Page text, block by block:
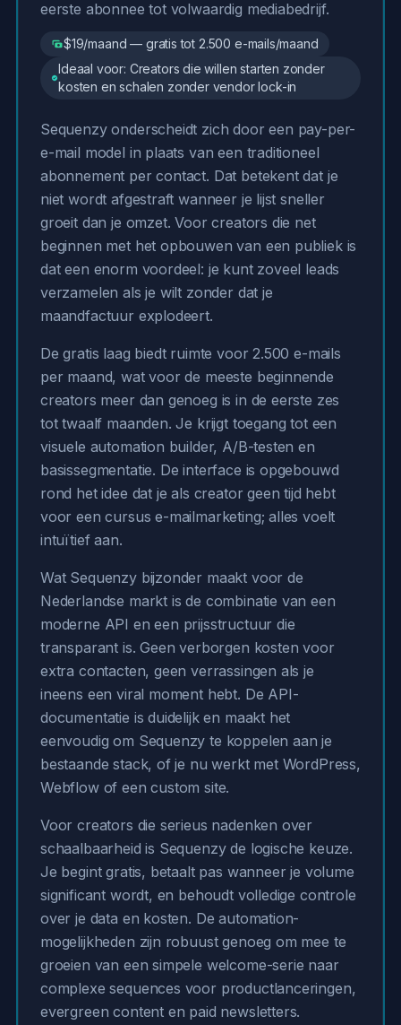
eerste abonnee tot volwaardig mediabedrijf.
$19/maand — gratis tot 2.500 e-mails/maand
Ideaal voor: Creators die willen starten zonder
kosten en schalen zonder vendor lock-in
Sequenzy onderscheidt zich door een pay-per-
e-mail model in plaats van een traditioneel
abonnement per contact. Dat betekent dat je
niet wordt afgestraft wanneer je lijst sneller
groeit dan je omzet. Voor creators die net
beginnen met het opbouwen van een publiek is
dat een enorm voordeel: je kunt zoveel leads
verzamelen als je wilt zonder dat je
maandfactuur explodeert.
De gratis laag biedt ruimte voor 2.500 e-mails
per maand, wat voor de meeste beginnende
creators meer dan genoeg is in de eerste zes
tot twaalf maanden. Je krijgt toegang tot een
visuele automation builder, A/B-testen en
basissegmentatie. De interface is opgebouwd
rond het idee dat je als creator geen tijd hebt
voor een cursus e-mailmarketing; alles voelt
intuïtief aan.
Wat Sequenzy bijzonder maakt voor de
Nederlandse markt is de combinatie van een
moderne API en een prijsstructuur die
transparant is. Geen verborgen kosten voor
extra contacten, geen verrassingen als je
ineens een viral moment hebt. De API-
documentatie is duidelijk en maakt het
eenvoudig om Sequenzy te koppelen aan je
bestaande stack, of je nu werkt met WordPress,
Webflow of een custom site.
Voor creators die serieus nadenken over
schaalbaarheid is Sequenzy de logische keuze.
Je begint gratis, betaalt pas wanneer je volume
significant wordt, en behoudt volledige controle
over je data en kosten. De automation-
mogelijkheden zijn robuust genoeg om mee te
groeien van een simpele welcome-serie naar
complexe sequences voor productlanceringen,
evergreen content en paid newsletters.